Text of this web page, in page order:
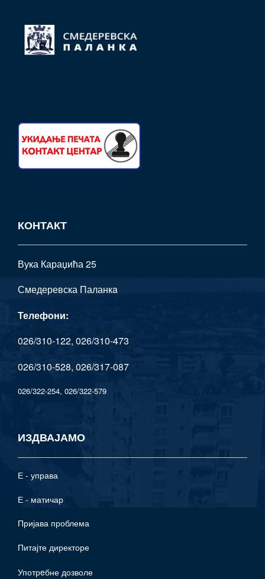
КОНТАКТ
Вука Караџића 25
Смедеревска Паланкa
Телефони:
026/310-122, 026/310-473
026/310-528, 026/317-087
026/322-254, 026/322-579
ИЗДВАЈАМО
Е - управа
Е - матичар
Пријава проблема
Питајте директоре
Употрeбне дозволе